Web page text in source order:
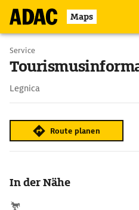
Maps
Service
Legnica
Route planen
In der Nähe